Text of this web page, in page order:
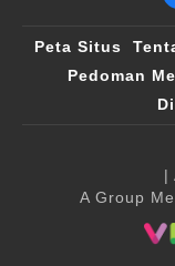
Peta Situs
Pedoman
|
A Group